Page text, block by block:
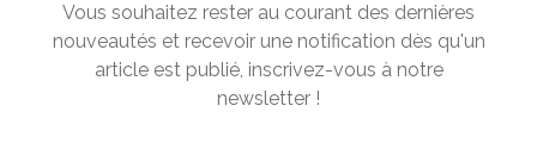
← Revenir aux actualités
Vous souhaitez rester au courant des dernières
nouveautés et recevoir une notification dès qu'un
article est publié, inscrivez-vous à notre
newsletter !